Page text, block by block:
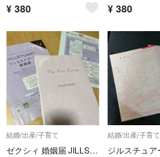
¥ 380 ¥ 380
結婚/出産/子育て
ゼクシィ 婚姻届 JILLSTUART
結婚/出産/子育て